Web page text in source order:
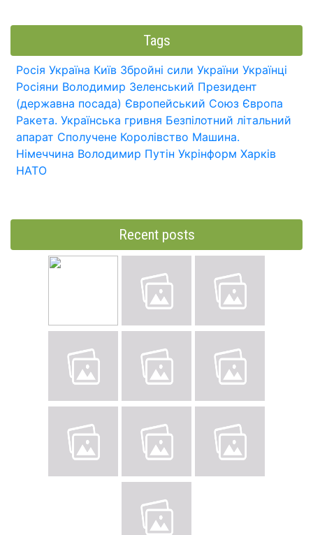
Tags
Росія Україна Київ Збройні сили України Українці
Росіяни Володимир Зеленський Президент
(державна посада) Європейський Союз Європа
Ракета. Українська гривня Безпілотний літальний
апарат Сполучене Королівство Машина.
Німеччина Володимир Путін Укрінформ Харків
НАТО
Recent posts